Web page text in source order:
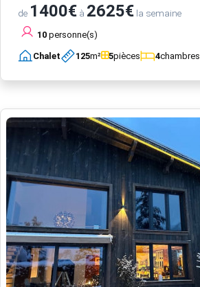
de 1400€ à 2625€ la semaine
10 personne(s)
Chalet 125m² 5pièces 4chambres